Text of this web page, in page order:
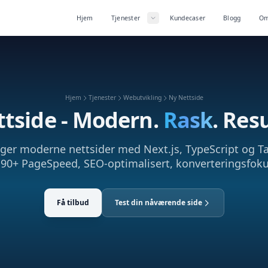
Hjem Tjenester Kundecaser Blogg
Hjem Tjenester Webutvikling Ny Nettside
- Modern. Rask.
moderne nettsider med Next.js, TypeScript og
90+ PageSpeed, SEO-optimalisert,
Få tilbud Test din nåværende side